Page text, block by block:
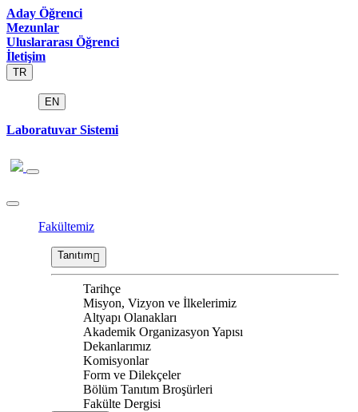
Aday Öğrenci
Mezunlar
Uluslararası Öğrenci
İletişim
TR
EN
Laboratuvar Sistemi
Fakültemiz
Tanıtım
Tarihçe
Misyon, Vizyon ve İlkelerimiz
Altyapı Olanakları
Akademik Organizasyon Yapısı
Dekanlarımız
Komisyonlar
Form ve Dilekçeler
Bölüm Tanıtım Broşürleri
Fakülte Dergisi